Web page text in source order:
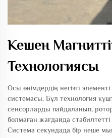
Кешен
Технологиясы
Осы өнімдердің негізгі
системасы. Бұл технология
сенсорларды пайдаланып,
болмаған жағдайда
Система секундада бір неше